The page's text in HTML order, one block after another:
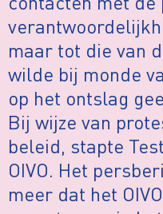
maar tot die van
wilde bij monde
op het ontslag
Bij wijze van
beleid, stapte
OIVO. Het
meer dat het